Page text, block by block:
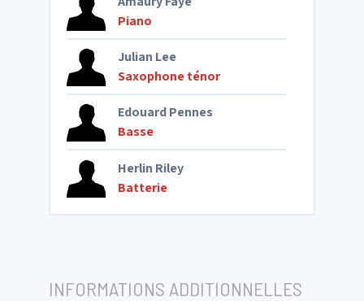
Piano
Julian Lee
Saxophone ténor
Edouard Pennes
Basse
Herlin Riley
Batterie
INFORMATIONS ADDITIONNELLES